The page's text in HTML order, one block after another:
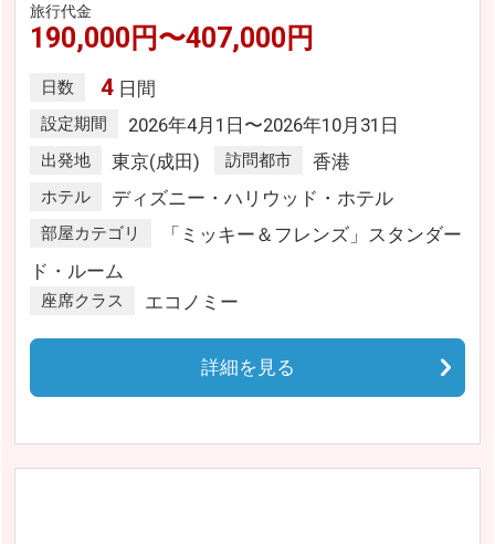
旅行代金
190,000円〜407,000円
日数 4 日間
設定期間 2026年4月1日〜2026年10月31日
出発地 東京(成田) 訪問都市 香港
ホテル ディズニー・ハリウッド・ホテル
部屋カテゴリ
「ミッキー＆フレンズ」スタンダー
ド・ルーム
座席クラス エコノミー
詳細を見る